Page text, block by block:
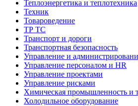
Теплоэнергетика и теплотехника
Техник
Товароведение
ТР ТС
Транспорт и дороги
Транспортная безопасность
Управление и
Управление персоналом и HR
Управление проектами
Управление рисками
Химическая промышленность и
Холодильное оборудование